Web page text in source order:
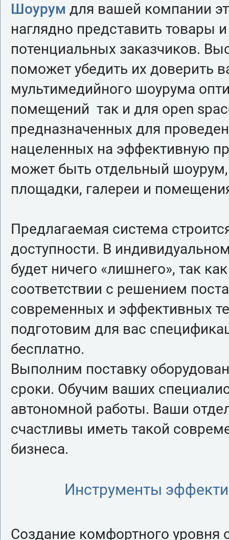
Шоурум для вашей компании
наглядно представить товары
потенциальных заказчиков.
поможет убедить их доверить
мультимедийного шоурума
помещений так и для open
предназначенных для
нацеленных на эффективную
может быть отдельный
площадки, галереи и
Предлагаемая система
доступности. В
будет ничего «лишнего», так
соответствии с решением
современных и эффективных
подготовим для вас
бесплатно.
Выполним поставку
сроки. Обучим ваших
автономной работы. Ваши
счастливы иметь такой
бизнеса.
Инструменты
Создание комфортного уровня